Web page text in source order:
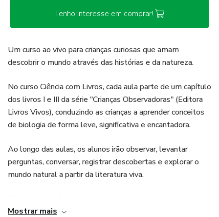
Tenho interesse em comprar!
Um curso ao vivo para crianças curiosas que amam
descobrir o mundo através das histórias e da natureza.
No curso Ciência com Livros, cada aula parte de um capítulo
dos livros I e III da série "Crianças Observadoras" (Editora
Livros Vivos), conduzindo as crianças a aprender conceitos
de biologia de forma leve, significativa e encantadora.
Ao longo das aulas, os alunos irão observar, levantar
perguntas, conversar, registrar descobertas e explorar o
mundo natural a partir da literatura viva.
Mostrar mais